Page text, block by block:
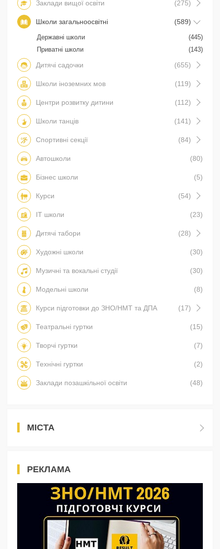
Заклади вищої освіти (275)
Школи загальноосвітні (589)
Державні школи
(445)
Приватні школи
(143)
Дитячі садочки (655)
Школи іноземних мов (119)
Центри розвитку дитини (112)
Школи танців (141)
Спортивні секції (84)
Автошколи (80)
Бізнес школи (5)
Курси (54)
IT школи (23)
Дитячі табори (28)
Художні школи (30)
Музичні та вокальні студії (30)
Модельні школи (8)
Курси підготовки до ЗНО/НМТ та ДПА (17)
Театральні гуртки (15)
Творчі гуртки (7)
Технічні гуртки (2)
Заклади позашкільної освіти (48)
МІСТА
РЕКЛАМА